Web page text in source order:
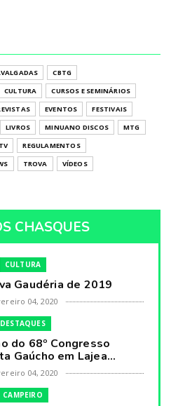
CBTG
CULTURA
CURSOS E SEMINÁRIOS
EVENTOS
FESTIVAIS
LIVROS MINUANO DISCOS
MTG
REGULAMENTOS
TROVA VÍDEOS
CHASQUES
CULTURA
Gaudéria de 2019
04, 2020
DESTAQUES
do 68º Congresso
Gaúcho em Lajea...
04, 2020
CAMPEIRO